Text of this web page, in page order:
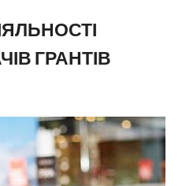
ГРАНТІВ